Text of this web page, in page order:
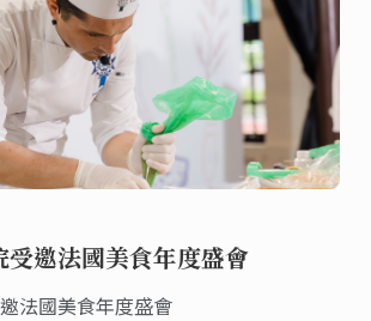
受邀法國美食年度盛會
法國美食年度盛會